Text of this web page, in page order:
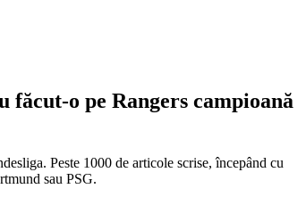
făcut-o pe Rangers campioană
Peste 1000 de articole scrise, începând cu
sau PSG.